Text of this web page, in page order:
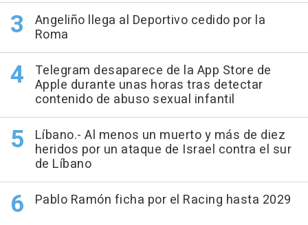
Angeliño llega al Deportivo cedido por la
Roma
Telegram desaparece de la App Store de
Apple durante unas horas tras detectar
contenido de abuso sexual infantil
Líbano.- Al menos un muerto y más de diez
heridos por un ataque de Israel contra el sur
de Líbano
Pablo Ramón ficha por el Racing hasta 2029